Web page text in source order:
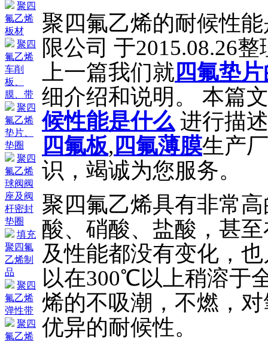
聚四
氟乙烯
板材
聚四
氟乙烯
车削
板、
膜、带
聚四
氟乙烯
垫片、
垫圈
聚四
氟乙烯
球阀阀
座及阀
杆密封
垫圈
填充
聚四氟
乙烯制
品
聚四
氟乙烯
弹性带
聚四
氟乙烯
聚四氟乙烯的耐候性
限公司 于2015.08.26
上一篇我们就 四氟垫
细介绍和说明。 本篇
候性能是什么 进行描
四氟板, 四氟薄膜生产
识，竭诚为您服务。
聚四氟乙烯具有非常
酸、硝酸、盐酸，甚
及性能都没有变化，
以在300℃以上稍溶于
烯的不吸潮，不燃，
优异的耐候性。